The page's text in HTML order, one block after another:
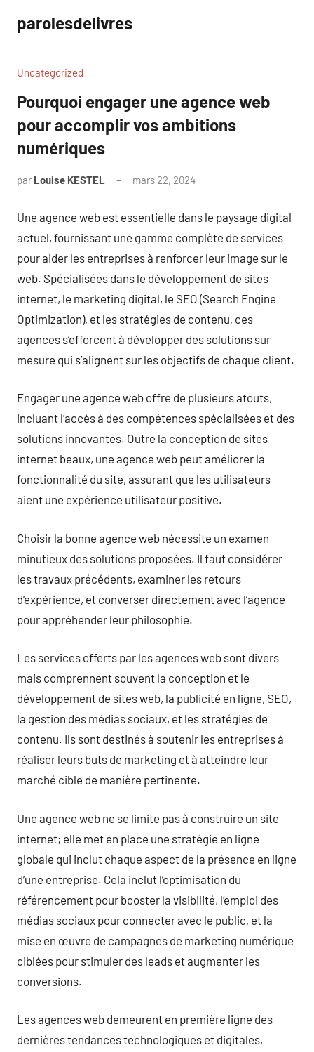
contenu
parolesdelivres
Uncategorized
Pourquoi engager une agence web
pour accomplir vos ambitions
numériques
par Louise KESTEL mars 22, 2024
Une agence web est essentielle dans le paysage digital
actuel, fournissant une gamme complète de services
pour aider les entreprises à renforcer leur image sur le
web. Spécialisées dans le développement de sites
internet, le marketing digital, le SEO (Search Engine
Optimization), et les stratégies de contenu, ces
agences s’efforcent à développer des solutions sur
mesure qui s’alignent sur les objectifs de chaque client.
Engager une agence web offre de plusieurs atouts,
incluant l’accès à des compétences spécialisées et des
solutions innovantes. Outre la conception de sites
internet beaux, une agence web peut améliorer la
fonctionnalité du site, assurant que les utilisateurs
aient une expérience utilisateur positive.
Choisir la bonne agence web nécessite un examen
minutieux des solutions proposées. Il faut considérer
les travaux précédents, examiner les retours
d’expérience, et converser directement avec l’agence
pour appréhender leur philosophie.
Les services offerts par les agences web sont divers
mais comprennent souvent la conception et le
développement de sites web, la publicité en ligne, SEO,
la gestion des médias sociaux, et les stratégies de
contenu. Ils sont destinés à soutenir les entreprises à
réaliser leurs buts de marketing et à atteindre leur
marché cible de manière pertinente.
Une agence web ne se limite pas à construire un site
internet; elle met en place une stratégie en ligne
globale qui inclut chaque aspect de la présence en ligne
d’une entreprise. Cela inclut l’optimisation du
référencement pour booster la visibilité, l’emploi des
médias sociaux pour connecter avec le public, et la
mise en œuvre de campagnes de marketing numérique
ciblées pour stimuler des leads et augmenter les
conversions.
Les agences web demeurent en première ligne des
dernières tendances technologiques et digitales,